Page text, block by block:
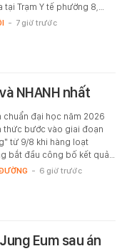
tại Trạm Y tế phường 8,…
- 7 giờ trước
NHANH nhất
chuẩn đại học năm 2026
thức bước vào giai đoạn
từ 9/8 khi hàng loạt
bắt đầu công bố kết quả…
- 6 giờ trước
Eum sau án